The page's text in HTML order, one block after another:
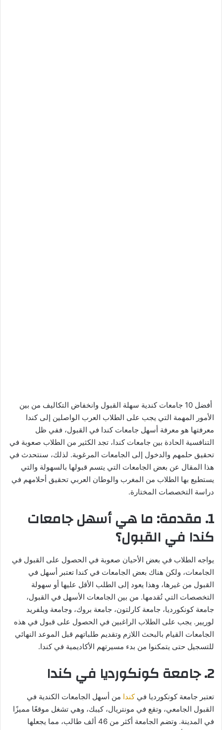
أفضل 10 جامعات كندية سهلة القبول وانخفاض التكاليف من بين
الأمور المهمة التي يجب على الطلاب العرب الواصلين إلى كندا
معرفتها هو معرفة أسهل جامعات كندا في القبول، ففي ظل
التنافسية الحادة بين جامعات كندا، تجد الكثير من الطلاب صعوبة في
تحقيق حلمهم والدخول إلى الجامعات المرغوبة. لذلك، سنتحدث في
هذا المقال عن بعض الجامعات التي يتسم قبولها بالسهولة والتي
يستطيع بها الطلاب من المغرب والوطان العربي تحقيق أحلامهم في
دراسة التخصصات المختارة.
1. مقدمة: ما هي أسهل جامعات
كندا في القبول؟
يواجه الطلاب في بعض الأحيان صعوبة في الحصول على القبول في
الجامعات، ولكن هناك بعض الجامعات في كندا تعتبر أسهل في
القبول من غيرها، وهذا يعود إلى الطلب الأقل عليها أو سهولة
التخصصات التي تُقدمها. من بين الجامعات الأسهل في القبول،
جامعة كونكورديا، جامعة كارلتون، جامعة بروك، وجامعة ويلفريد
لوريير. يجب على الطلاب الراغبين في الحصول على قبول في هذه
الجامعات القيام بالبحث اللازم وتقديم طلباتهم قبل الموعد النهائي
للتسجيل حتى يتمكنوا من بدء مسيرتهم الأكاديمية في كندا.
2. جامعة كونكورديا في كندا
تعتبر جامعة كونكورديا فيكندا من أسهل الجامعات الكندية في
القبول الجامعي، وتقع في مونتريال، كيبك، وهي تشغل موقعًا مميزًا
في المدينة. وتضم الجامعة أكثر من 46 ألف طالب، مما يجعلها